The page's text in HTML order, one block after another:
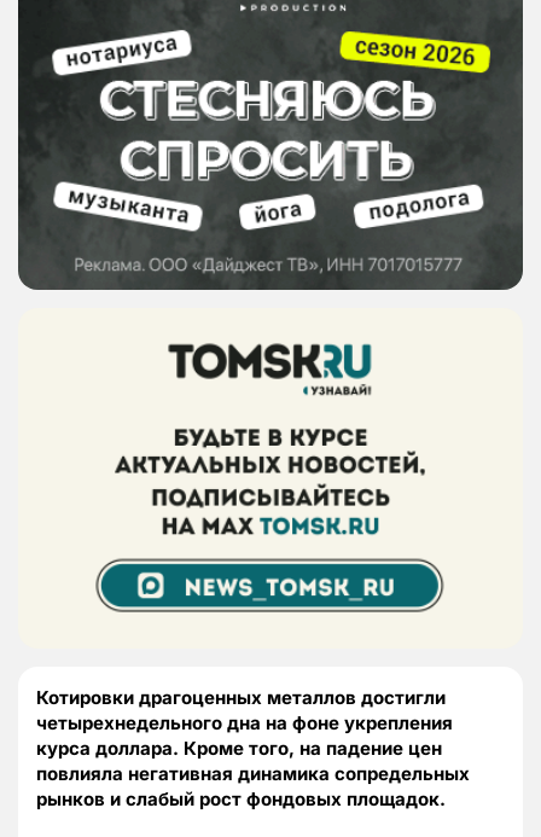
Котировки драгоценных металлов достигли
четырехнедельного дна на фоне укрепления
курса доллара. Кроме того, на падение цен
повлияла негативная динамика сопредельных
рынков и слабый рост фондовых площадок.